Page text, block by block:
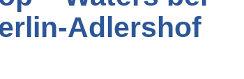
Adlershof